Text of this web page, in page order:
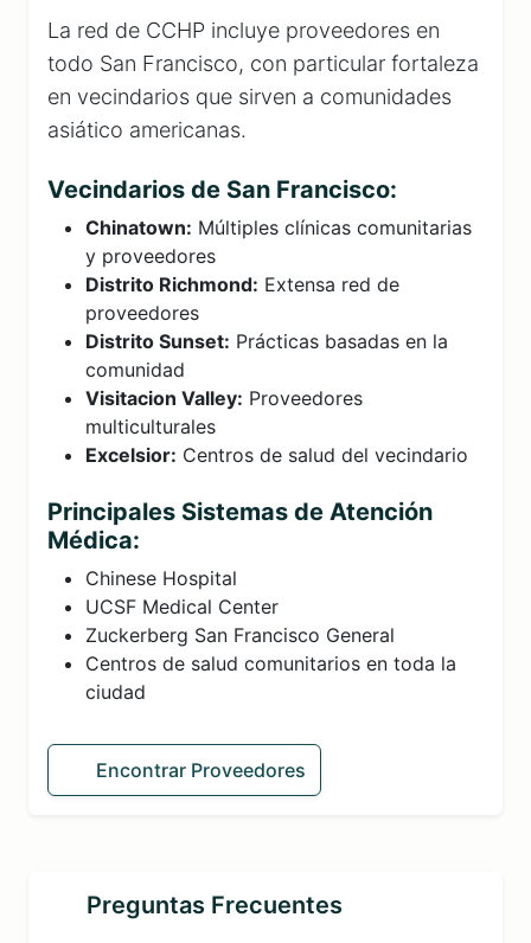
La red de CCHP incluye proveedores en
todo San Francisco, con particular fortaleza
en vecindarios que sirven a comunidades
asiático americanas.
Vecindarios de San Francisco:
Chinatown: Múltiples clínicas comunitarias
y proveedores
Distrito Richmond: Extensa red de
proveedores
Distrito Sunset: Prácticas basadas en la
comunidad
Visitacion Valley: Proveedores
multiculturales
Excelsior: Centros de salud del vecindario
Principales Sistemas de Atención
Médica:
Chinese Hospital
UCSF Medical Center
Zuckerberg San Francisco General
Centros de salud comunitarios en toda la
ciudad
Encontrar Proveedores
Preguntas Frecuentes